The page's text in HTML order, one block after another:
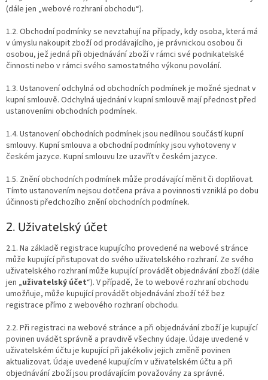
(dále jen „webové rozhraní obchodu“).
1.2. Obchodní podmínky se nevztahují na případy, kdy osoba, která má
v úmyslu nakoupit zboží od prodávajícího, je právnickou osobou či
osobou, jež jedná při objednávání zboží v rámci své podnikatelské
činnosti nebo v rámci svého samostatného výkonu povolání.
1.3. Ustanovení odchylná od obchodních podmínek je možné sjednat v
kupní smlouvě. Odchylná ujednání v kupní smlouvě mají přednost před
ustanoveními obchodních podmínek.
1.4. Ustanovení obchodních podmínek jsou nedílnou součástí kupní
smlouvy. Kupní smlouva a obchodní podmínky jsou vyhotoveny v
českém jazyce. Kupní smlouvu lze uzavřít v českém jazyce.
1.5. Znění obchodních podmínek může prodávající měnit či doplňovat.
Tímto ustanovením nejsou dotčena práva a povinnosti vzniklá po dobu
účinnosti předchozího znění obchodních podmínek.
2. Uživatelský účet
2.1. Na základě registrace kupujícího provedené na webové stránce
může kupující přistupovat do svého uživatelského rozhraní. Ze svého
uživatelského rozhraní může kupující provádět objednávání zboží (dále
jen „uživatelský účet“). V případě, že to webové rozhraní obchodu
umožňuje, může kupující provádět objednávání zboží též bez
registrace přímo z webového rozhraní obchodu.
2.2. Při registraci na webové stránce a při objednávání zboží je kupující
povinen uvádět správně a pravdivě všechny údaje. Údaje uvedené v
uživatelském účtu je kupující při jakékoliv jejich změně povinen
aktualizovat. Údaje uvedené kupujícím v uživatelském účtu a při
objednávání zboží jsou prodávajícím považovány za správné.